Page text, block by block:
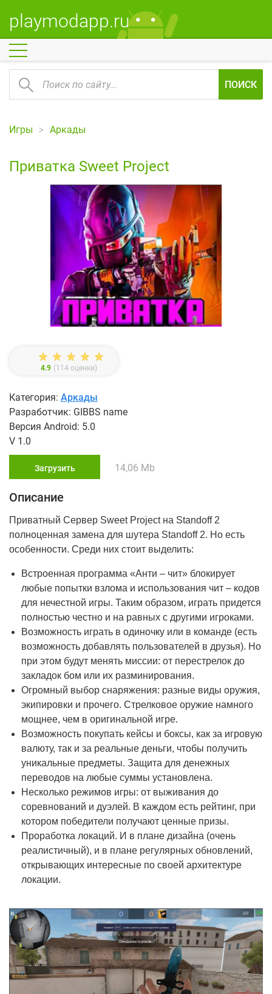
playmodapp.ru
ПОИСК
Игры Аркады
Приватка Sweet Project
4.9 (114 оценки)
Категория: Аркады
Разработчик: GIBBS name
Версия Android: 5.0
V 1.0
Загрузить 14,06 Mb
Описание
Приватный Сервер Sweet Project на Standoff 2
полноценная замена для шутера Standoff 2. Но есть
особенности. Среди них стоит выделить:
Встроенная программа «Анти – чит» блокирует
любые попытки взлома и использования чит – кодов
для нечестной игры. Таким образом, играть придется
полностью честно и на равных с другими игроками.
Возможность играть в одиночку или в команде (есть
возможность добавлять пользователей в друзья). Но
при этом будут менять миссии: от перестрелок до
закладок бом или их разминирования.
Огромный выбор снаряжения: разные виды оружия,
экипировки и прочего. Стрелковое оружие намного
мощнее, чем в оригинальной игре.
Возможность покупать кейсы и боксы, как за игровую
валюту, так и за реальные деньги, чтобы получить
уникальные предметы. Защита для денежных
переводов на любые суммы установлена.
Несколько режимов игры: от выживания до
соревнований и дуэлей. В каждом есть рейтинг, при
котором победители получают ценные призы.
Проработка локаций. И в плане дизайна (очень
реалистичный), и в плане регулярных обновлений,
открывающих интересные по своей архитектуре
локации.